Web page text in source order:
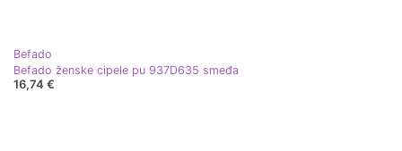
Befado
Befado ženske cipele pu 937D635 smeđa
16,74 €